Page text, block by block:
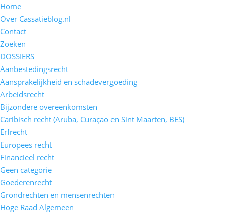
Home
Over Cassatieblog.nl
Contact
Zoeken
DOSSIERS
Aanbestedingsrecht
Aansprakelijkheid en schadevergoeding
Arbeidsrecht
Bijzondere overeenkomsten
Caribisch recht (Aruba, Curaçao en Sint Maarten, BES)
Erfrecht
Europees recht
Financieel recht
Geen categorie
Goederenrecht
Grondrechten en mensenrechten
Hoge Raad Algemeen